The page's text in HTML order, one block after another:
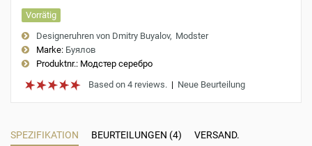
Vorrätig
Designeruhren von Dmitry Buyalov Modster
Marke: Буялов
Produktnr.: Модстер серебро
Based on 4 reviews. | Neue Beurteilung
SPEZIFIKATION BEURTEILUNGEN (4) VERSAND.